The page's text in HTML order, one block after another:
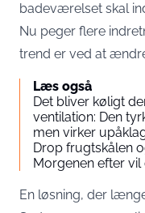
badeværelset skal
Nu peger flere
trend er ved at
Læs også
Det bliver køligt
ventilation: Den
men virker
Drop frugtskålen
Morgenen efter
En løsning, der